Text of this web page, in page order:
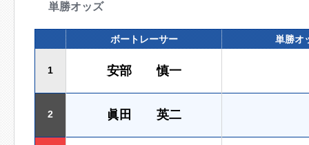
単勝オッズ
ボートレーサー 単勝オ
1 安部 慎一
2 眞田 英二